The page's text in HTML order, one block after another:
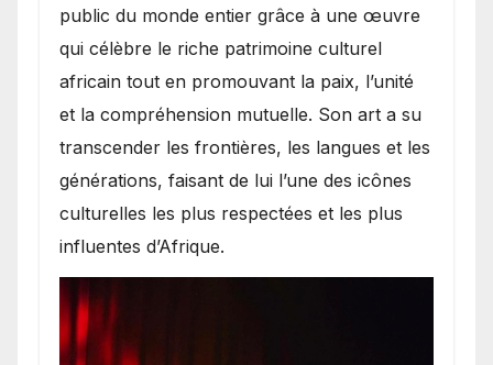
public du monde entier grâce à une œuvre
qui célèbre le riche patrimoine culturel
africain tout en promouvant la paix, l’unité
et la compréhension mutuelle. Son art a su
transcender les frontières, les langues et les
générations, faisant de lui l’une des icônes
culturelles les plus respectées et les plus
influentes d’Afrique.